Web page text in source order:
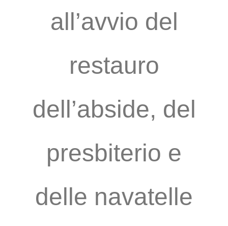
all’avvio del
restauro
dell’abside, del
presbiterio e
delle navatelle